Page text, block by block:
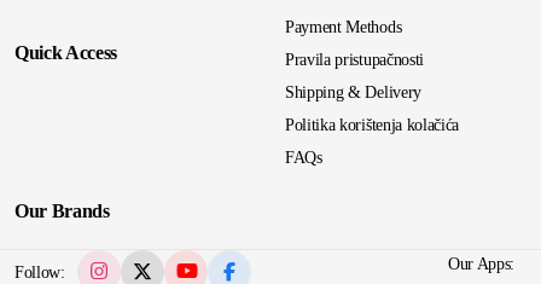
Quick Access
Payment Methods
Pravila pristupačnosti
Shipping & Delivery
Politika korištenja kolačića
FAQs
Our Brands
Follow: Our Apps: